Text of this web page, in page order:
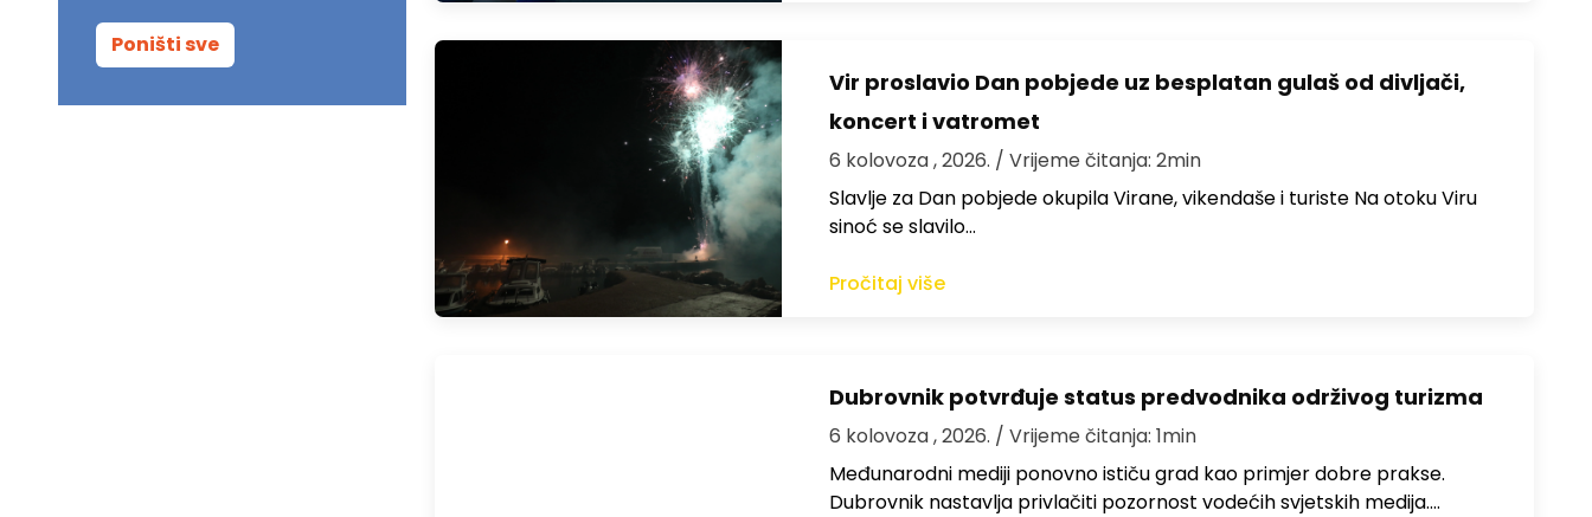
Poništi sve
Vir proslavio Dan pobjede uz besplatan gulaš od divljači,
koncert i vatromet
6 kolovoza , 2026. / Vrijeme čitanja: 2min
Slavlje za Dan pobjede okupila Virane, vikendaše i turiste Na otoku Viru
sinoć se slavilo…
Pročitaj više
Dubrovnik potvrđuje status predvodnika održivog turizma
6 kolovoza , 2026. / Vrijeme čitanja: 1min
Međunarodni mediji ponovno ističu grad kao primjer dobre prakse.
Dubrovnik nastavlja privlačiti pozornost vodećih svjetskih medija.…